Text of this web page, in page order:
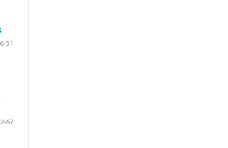
51
67